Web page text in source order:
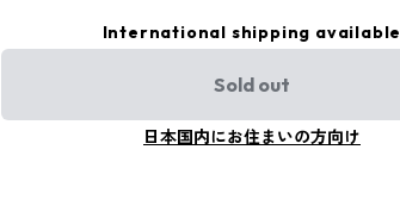
International shipping available
Sold out
日本国内にお住まいの方向け